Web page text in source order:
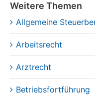
Weitere Themen
Allgemeine
Arbeitsrecht
Arztrecht
Betriebsfortführung